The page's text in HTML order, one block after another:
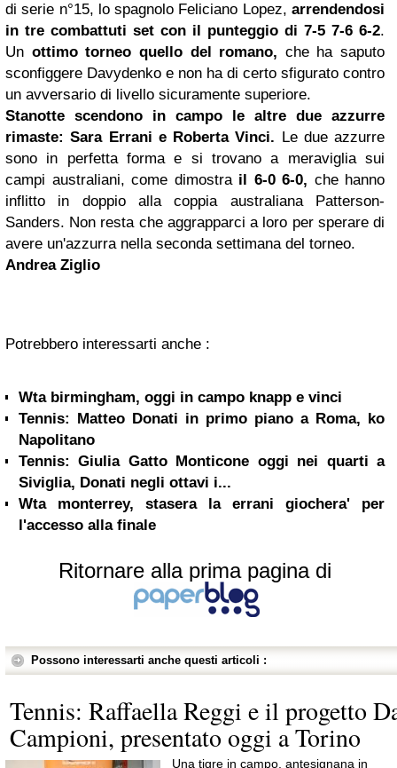
di serie n°15, lo spagnolo Feliciano Lopez, arrendendosi
in tre combattuti set con il punteggio di 7-5 7-6 6-2.
Un ottimo torneo quello del romano, che ha saputo
sconfiggere Davydenko e non ha di certo sfigurato contro
un avversario di livello sicuramente superiore.
Stanotte scendono in campo le altre due azzurre
rimaste:Sara Errani e Roberta Vinci. Le due azzurre
sono in perfetta forma e si trovano a meraviglia sui
campi australiani, come dimostra il 6-0 6-0, che hanno
inflitto in doppio alla coppia australiana Patterson-
Sanders. Non resta che aggrapparci a loro per sperare di
avere un'azzurra nella seconda settimana del torneo.
Andrea Ziglio
Potrebbero interessarti anche :
Wta birmingham, oggi in campo knapp e vinci
Tennis: Matteo Donati in primo piano a Roma, ko
Napolitano
Tennis: Giulia Gatto Monticone oggi nei quarti a
Siviglia, Donati negli ottavi i...
Wta monterrey, stasera la errani giochera' per
l'accesso alla finale
Ritornare alla prima pagina di
Possono interessarti anche questi articoli :
Tennis: Raffaella Reggi e il progetto
Campioni, presentato oggi a Torino
Una tigre in campo, antesignana in